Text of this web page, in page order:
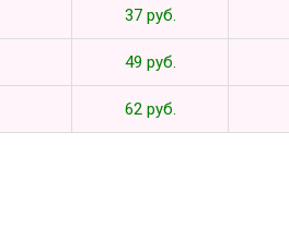
37 руб.
49 руб.
62 руб.